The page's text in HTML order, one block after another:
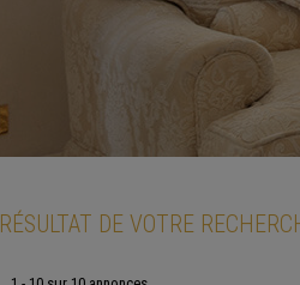
RÉSULTAT DE VOTRE